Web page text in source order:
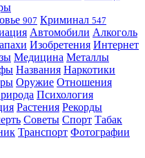
907 Криминал 547
Автомобили Алкоголь
Изобретения Интернет
Медицина Металлы
Названия Наркотики
Оружие Отношения
Психология
Растения Рекорды
Советы Спорт Табак
Транспорт Фотографии